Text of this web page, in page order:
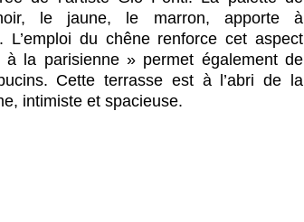
le jaune, le marron, apporte à
L’emploi du chêne renforce cet aspect
la parisienne » permet également de
Cette terrasse est à l’abri de la
intimiste et spacieuse.